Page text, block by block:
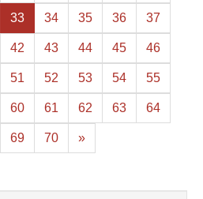
33 34 35 36 37
42 43 44 45 46
51 52 53 54 55
60 61 62 63 64
69 70 »